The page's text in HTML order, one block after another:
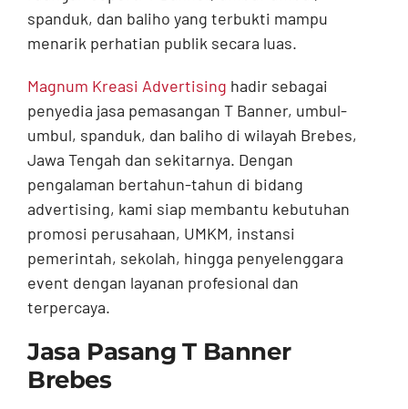
spanduk, dan baliho yang terbukti mampu
menarik perhatian publik secara luas.
Magnum Kreasi Advertising hadir sebagai
penyedia jasa pemasangan T Banner, umbul-
umbul, spanduk, dan baliho di wilayah Brebes,
Jawa Tengah dan sekitarnya. Dengan
pengalaman bertahun-tahun di bidang
advertising, kami siap membantu kebutuhan
promosi perusahaan, UMKM, instansi
pemerintah, sekolah, hingga penyelenggara
event dengan layanan profesional dan
terpercaya.
Jasa Pasang T Banner
Brebes